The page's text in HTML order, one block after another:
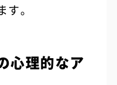
。
心理的なア